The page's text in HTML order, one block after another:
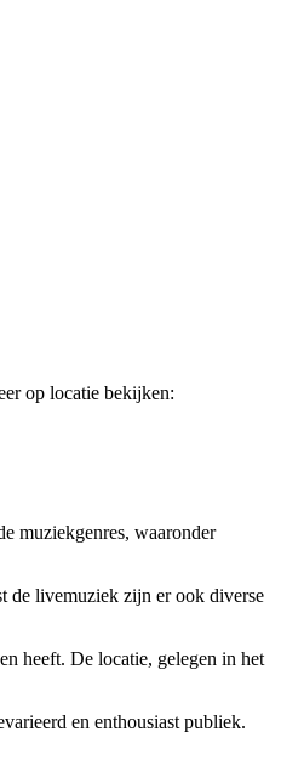
op locatie bekijken:
muziekgenres, waaronder
de livemuziek zijn er ook diverse
heeft. De locatie, gelegen in het
en enthousiast publiek.